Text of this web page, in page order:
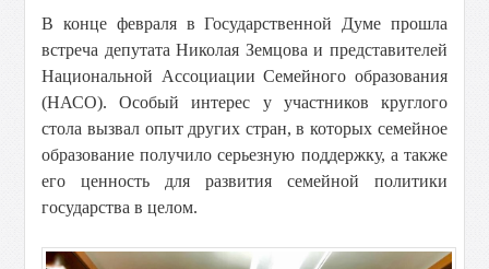
В конце февраля в Государственной Думе прошла
встреча депутата Николая Земцова и представителей
Национальной Ассоциации Семейного образования
(НАСО). Особый интерес у участников круглого
стола вызвал опыт других стран, в которых семейное
образование получило серьезную поддержку, а также
его ценность для развития семейной политики
государства в целом.